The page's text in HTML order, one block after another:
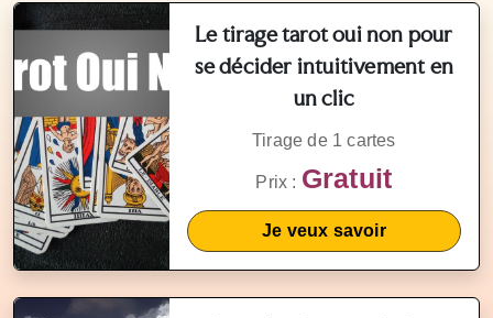
Le tirage tarot oui non pour
se décider intuitivement en
un clic
Tirage de 1 cartes
Prix : Gratuit
Je veux savoir